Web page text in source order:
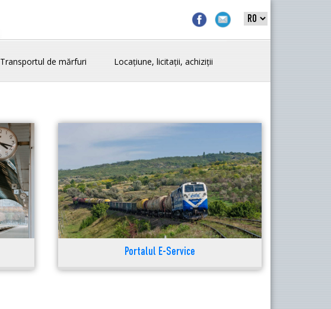
Transportul de mărfuri Locațiune, licitații, achiziții
Portalul E-Service